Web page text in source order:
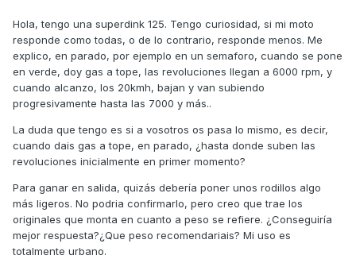
Hola, tengo una superdink 125. Tengo curiosidad, si mi moto
responde como todas, o de lo contrario, responde menos. Me
explico, en parado, por ejemplo en un semaforo, cuando se pone
en verde, doy gas a tope, las revoluciones llegan a 6000 rpm, y
cuando alcanzo, los 20kmh, bajan y van subiendo
progresivamente hasta las 7000 y más..
La duda que tengo es si a vosotros os pasa lo mismo, es decir,
cuando dais gas a tope, en parado, ¿hasta donde suben las
revoluciones inicialmente en primer momento?
Para ganar en salida, quizás debería poner unos rodillos algo
más ligeros. No podria confirmarlo, pero creo que trae los
originales que monta en cuanto a peso se refiere. ¿Conseguiría
mejor respuesta?¿Que peso recomendariais? Mi uso es
totalmente urbano.